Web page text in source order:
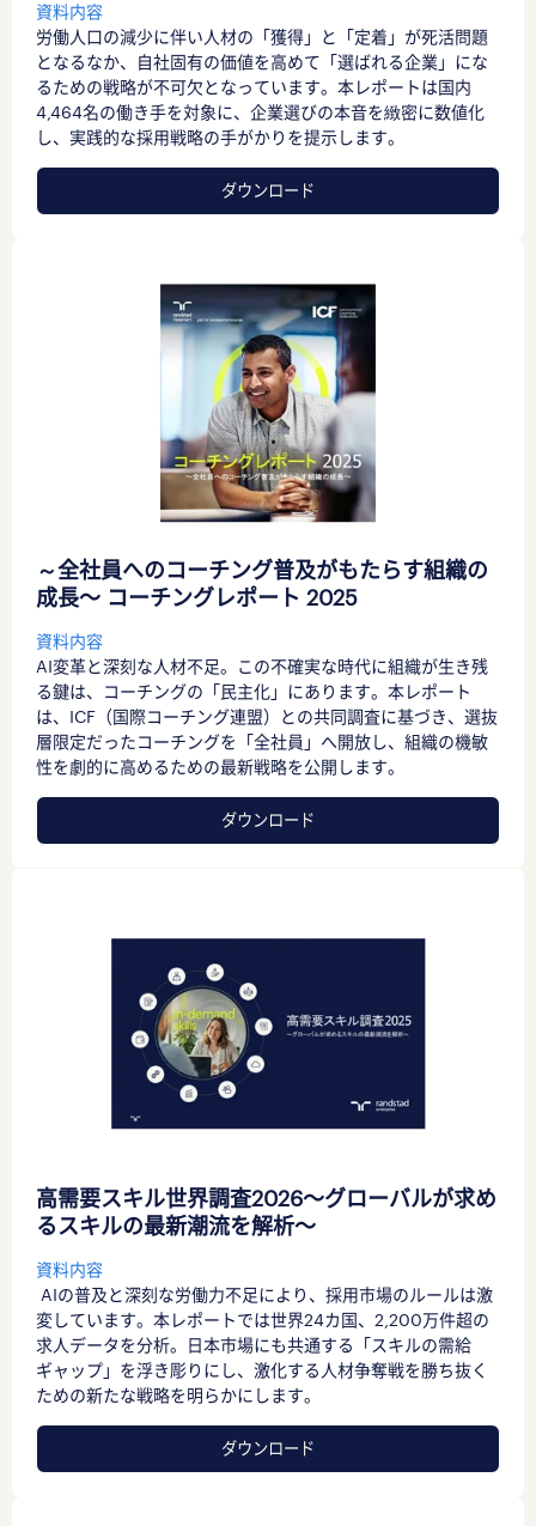
資料内容
労働人口の減少に伴い人材の「獲得」と「定着」が死活問題
となるなか、自社固有の価値を高めて「選ばれる企業」にな
るための戦略が不可欠となっています。本レポートは国内
4,464名の働き手を対象に、企業選びの本音を緻密に数値化
し、実践的な採用戦略の手がかりを提示します。
ダウンロード
～全社員へのコーチング普及がもたらす組織の
成長〜 コーチングレポート 2025
資料内容
AI変革と深刻な人材不足。この不確実な時代に組織が生き残
る鍵は、コーチングの「民主化」にあります。本レポート
は、ICF（国際コーチング連盟）との共同調査に基づき、選抜
層限定だったコーチングを「全社員」へ開放し、組織の機敏
性を劇的に高めるための最新戦略を公開します。
ダウンロード
高需要スキル世界調査2026〜グローバルが求め
るスキルの最新潮流を解析〜
資料内容
AIの普及と深刻な労働力不足により、採用市場のルールは激
変しています。本レポートでは世界24カ国、2,200万件超の
求人データを分析。日本市場にも共通する「スキルの需給
ギャップ」を浮き彫りにし、激化する人材争奪戦を勝ち抜く
ための新たな戦略を明らかにします。
ダウンロード